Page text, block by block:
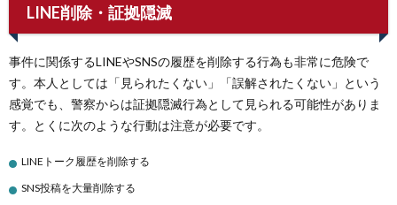
LINE削除・証拠隠滅
事件に関係するLINEやSNSの履歴を削除する行為も非常に危険で
す。本人としては「見られたくない」「誤解されたくない」という
感覚でも、警察からは証拠隠滅行為として見られる可能性がありま
す。とくに次のような行動は注意が必要です。
LINEトーク履歴を削除する
SNS投稿を大量削除する